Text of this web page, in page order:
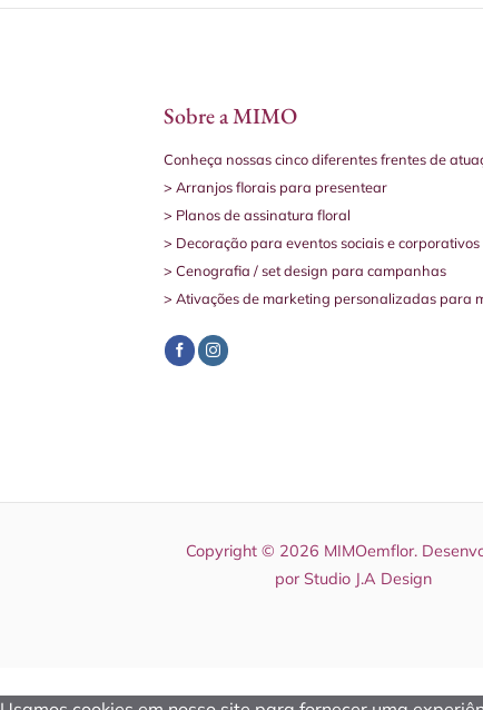
Sobre a MIMO
Conheça nossas cinco diferentes frentes de
> Arranjos florais para presentear
> Planos de assinatura floral
> Decoração para eventos sociais e corporativos
> Cenografia / set design para campanhas
> Ativações de marketing personalizadas para
Copyright © 2026 MIMOemflor.
por Studio J.A Design